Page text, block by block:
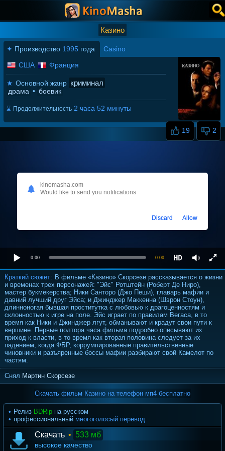
Казино
✦ Производство 1995 года Casino
19 2
США Франция
★ Основной жанр криминал
драма • боевик
⌛ Продолжительность 2 часа 52 минуты
0:00 0:00
Краткий сюжет: В фильме «Казино» Скорсезе рассказывается о жизни
и временах трех персонажей: "Эйс" Ротштейн (Роберт Де Ниро),
мастер букмекерства; Ники Санторо (Джо Пеши), главарь мафии и
давний лучший друг Эйса; и Джинджер Маккенна (Шэрон Стоун),
длинноногая бывшая проститутка с любовью к драгоценностям и
склонностью к игре на поле. Эйс играет по правилам Вегаса, в то
время как Ники и Джинджер лгут, обманывают и крадут свои пути к
вершине. Первые полтора часа фильма подробно описывают их
приход к власти, в то время как вторая половина следует за их
падением, когда ФБР, коррумпированные правительственные
чиновники и разъяренные боссы мафии разбирают свой Камелот по
частям.
Снял Мартин Скорсезе
Скачать фильм Казино на телефон мп4 бесплатно
Релиз BDRip на русском
профессиональный многоголосый перевод
Скачать • 533 мб
высокое качество
kinomasha.com
Would like to send you notifications
Discard Allow